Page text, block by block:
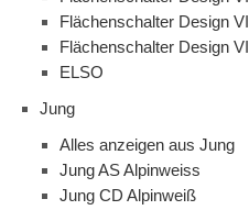
Flächenschalter Design
Flächenschalter Design
ELSO
Jung
Alles anzeigen aus Jung
Jung AS Alpinweiss
Jung CD Alpinweiß